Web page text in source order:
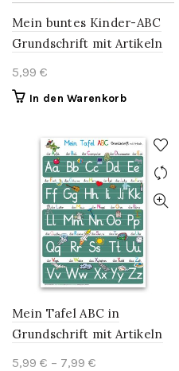
Mein buntes Kinder-ABC
Grundschrift mit Artikeln
5,99 €
In den Warenkorb
Mein Tafel ABC in
Grundschrift mit Artikeln
5,99 € – 7,99 €